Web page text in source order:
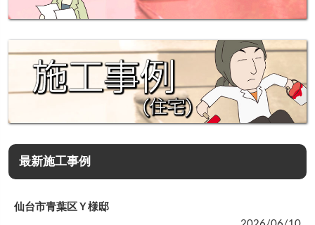
最新施工事例
仙台市青葉区Ｙ様邸